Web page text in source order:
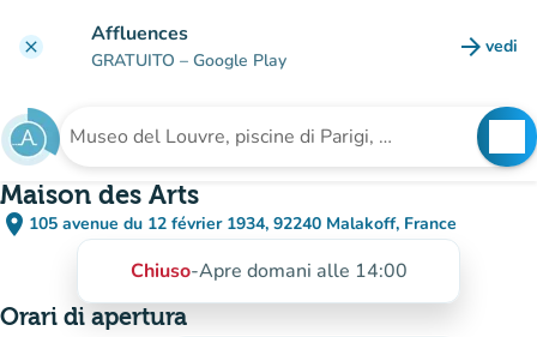
clear Affluences
GRATUITO – Google Play arrow_forward vedi
Cerca una struttura
Maison des Arts
place 105 avenue du 12 février 1934, 92240 Malakoff, France
(apri in Google Maps)
(nuova scheda)
Chiuso-Apre domani alle 14:00
Orari di apertura